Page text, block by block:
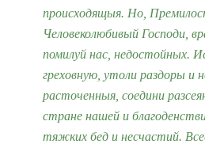
происходящыя. Но,
Человеколюбивый Господи,
помилуй нас, недостойных.
греховную, утоли раздоры и
расточенныя, соедини
стране нашей и
тяжких бед и несчастий.